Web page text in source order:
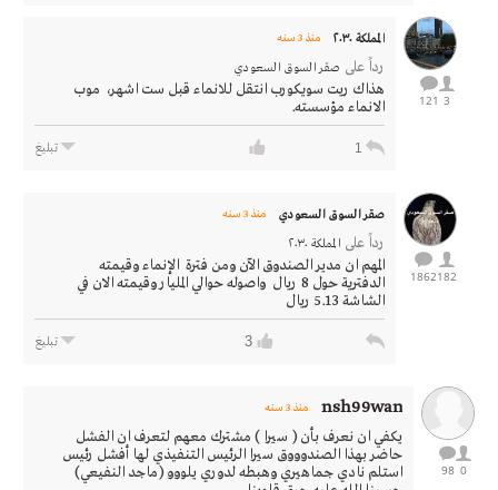
3
121
المملكة ٢٠٣٠ منذ 3 سنه
رداً على صقر السوق السعودي
هذاك ريت سويكورب انتقل للانماء قبل ست اشهر، موب
الانماء مؤسسته.
1 تبليغ
182
1862
صقر السوق السعودي منذ 3 سنه
رداً على المملكة ٢٠٣٠
المهم ان مدير الصندوق الآن ومن فترة الإنماء وقيمته
الدفترية حول 8 ريال واصوله حوالي المليار وقيمته الان في
الشاشة 5.13 ريال
3 تبليغ
0
98
nsh99wan منذ 3 سنه
يكفي ان نعرف بأن ( سيرا ) مشترك معهم لتعرف ان الفشل
حاضر بهذا الصندوووق سيرا الرئيس التنفيذي لها أفشل رئيس
استلم نادي جماهيري وهبطه لدوري يلووو (ماجد النفيعي)